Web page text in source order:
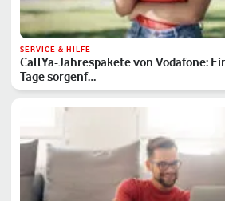
SERVICE & HILFE
CallYa-Jahrespakete von Vodafone:
Tage sorgenf…